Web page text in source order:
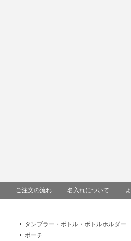
ご注文の流れ 名入れについて
タンブラー・ボトル・ボトルホルダー
ポーチ